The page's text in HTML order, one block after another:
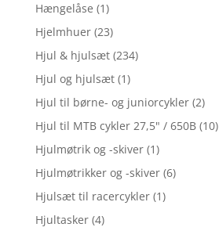
Hængelåse (1)
Hjelmhuer (23)
Hjul & hjulsæt (234)
Hjul og hjulsæt (1)
Hjul til børne- og juniorcykler (2)
Hjul til MTB cykler 27,5" / 650B (10)
Hjulmøtrik og -skiver (1)
Hjulmøtrikker og -skiver (6)
Hjulsæt til racercykler (1)
Hjultasker (4)